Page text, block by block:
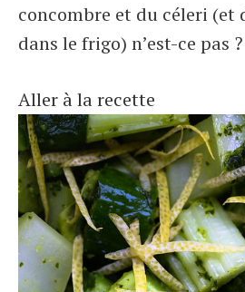
concombre et du céleri (et
dans le frigo) n’est-ce pas ?
Aller à la recette